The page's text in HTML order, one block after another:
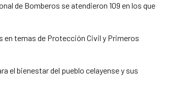
de Bomberos se atendieron 109 en los que
en temas de Protección Civil y Primeros
el bienestar del pueblo celayense y sus